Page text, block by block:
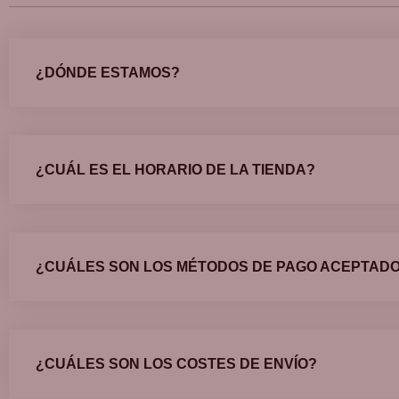
¿DÓNDE ESTAMOS?
¿CUÁL ES EL HORARIO DE LA TIENDA?
¿CUÁLES SON LOS MÉTODOS DE PAGO
¿CUÁLES SON LOS COSTES DE ENVÍO?